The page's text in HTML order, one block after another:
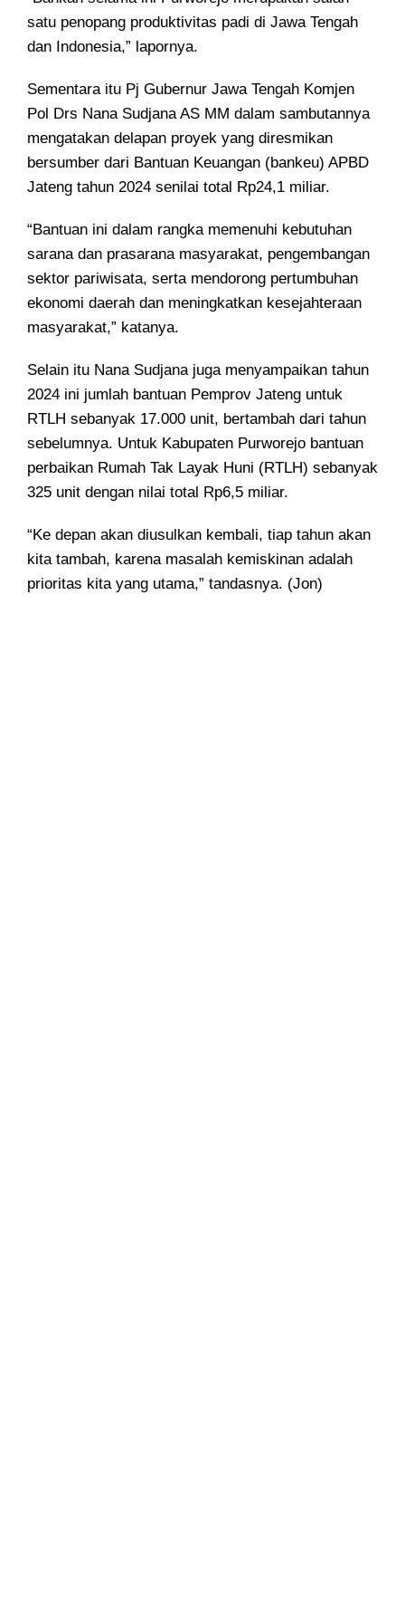
satu penopang produktivitas padi di Jawa Tengah
dan Indonesia,” lapornya.
Sementara itu Pj Gubernur Jawa Tengah Komjen
Pol Drs Nana Sudjana AS MM dalam sambutannya
mengatakan delapan proyek yang diresmikan
bersumber dari Bantuan Keuangan (bankeu) APBD
Jateng tahun 2024 senilai total Rp24,1 miliar.
“Bantuan ini dalam rangka memenuhi kebutuhan
sarana dan prasarana masyarakat, pengembangan
sektor pariwisata, serta mendorong pertumbuhan
ekonomi daerah dan meningkatkan kesejahteraan
masyarakat,” katanya.
Selain itu Nana Sudjana juga menyampaikan tahun
2024 ini jumlah bantuan Pemprov Jateng untuk
RTLH sebanyak 17.000 unit, bertambah dari tahun
sebelumnya. Untuk Kabupaten Purworejo bantuan
perbaikan Rumah Tak Layak Huni (RTLH) sebanyak
325 unit dengan nilai total Rp6,5 miliar.
“Ke depan akan diusulkan kembali, tiap tahun akan
kita tambah, karena masalah kemiskinan adalah
prioritas kita yang utama,” tandasnya. (Jon)